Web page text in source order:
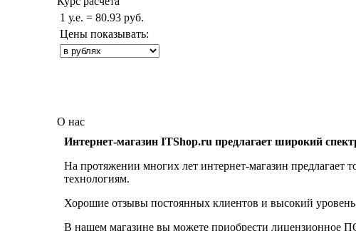
1 у.е. = 80.93 руб.
Цены показывать:
О нас
Интернет-магазин ITShop.ru предлагает широкий
На протяжении многих лет интернет-магазин
технологиям.
Хорошие отзывы постоянных клиентов и высокий уровень
В нашем магазине вы можете приобрести лицензионное